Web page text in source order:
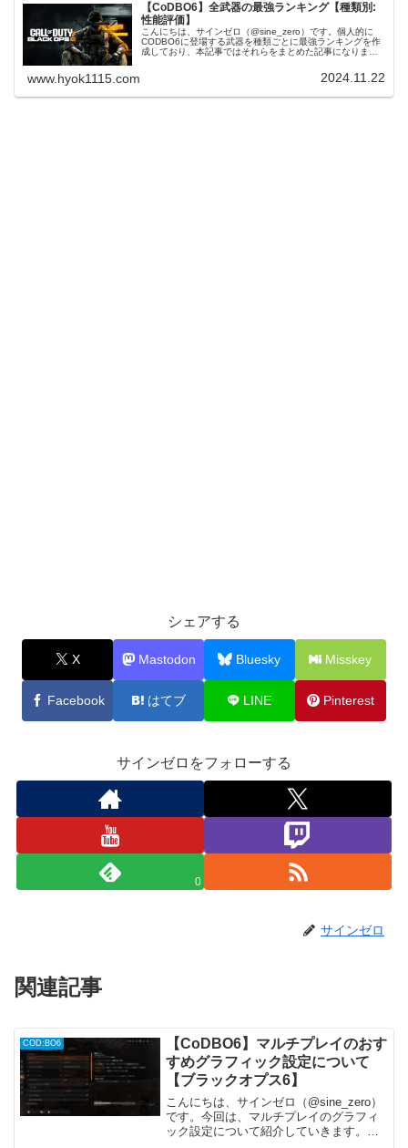
【CoDBO6】全武器の最強ランキング【種類別:
性能評価】
こんにちは、サインゼロ（@sine_zero）です。個人的に
CODBO6に登場する武器を種類ごとに最強ランキングを作
成しており、本記事ではそれらをまとめた記事になりま
www.hyok1115.com 2024.11.22
シェアする
X Mastodon Bluesky Misskey
Facebook はてブ LINE Pinterest
サインゼロをフォローする
0
サインゼロ
関連記事
COD:BO6
【CoDBO6】マルチプレイのおす
すめグラフィック設定について
【ブラックオプス6】
こんにちは、サインゼロ（@sine_zero）
です。今回は、マルチプレイのグラフィ
ック設定について紹介していきます。私